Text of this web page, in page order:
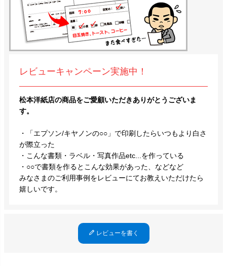
レビューキャンペーン実施中！
松本洋紙店の商品をご愛顧いただきありがとうございま
す。
・「エプソン/キヤノンの○○」で印刷したらいつもより白さ
が際立った
・こんな書類・ラベル・写真作品etc...を作っている
・○○で書類を作るとこんな効果があった、などなど
みなさまのご利用事例をレビューにてお教えいただけたら
嬉しいです。
レビューを書く